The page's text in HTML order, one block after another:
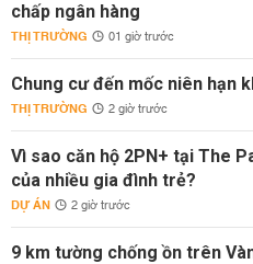
chấp ngân hàng
THỊ TRƯỜNG 01 giờ trước
Chung cư đến mốc niên hạn
THỊ TRƯỜNG 2 giờ trước
Vì sao căn hộ 2PN+ tại The
của nhiều gia đình trẻ?
DỰ ÁN 2 giờ trước
9 km tường chống ồn trên